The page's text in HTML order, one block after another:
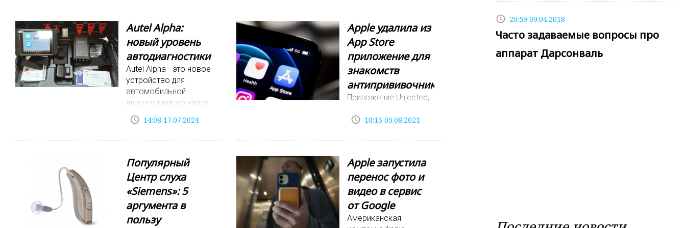
Autel Alpha:
новый уровень
автодиагностики
Autel Alpha - это новое
устройство для
автомобильной
диагностики, которое
представляет собой
мощный инструмент
неисправностей в
автомобилях. Это
устройство сочетает в
себе
access_time 14:08 17.07.2024
Apple удалила из
App Store
приложение для
знакомств
антипрививочников
Приложение Unjected,
знакомств
вакцинации, стало
загрузки на iPhone или
iPad. Apple удалила
платформу из своего
магазина App
Store, пишет Business
Insid
access_time 10:13 05.08.2021
Популярный
Центр слуха
«Siemens»: 5
аргумента в
пользу
Apple запустила
перенос фото и
видео в сервис
от Google
Американская
access_time 20:59 09.04.2018
Часто задаваемые вопросы про
аппарат Дарсонваль